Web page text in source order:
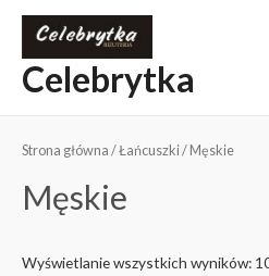
Celebrytka
Strona główna /Łańcuszki/ Męskie
Męskie
Wyświetlanie wszystkich wyników: